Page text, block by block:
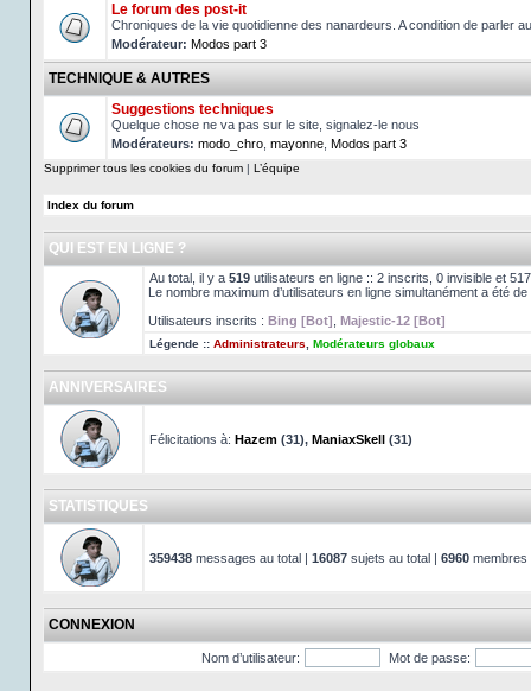
Le forum des post-it
Chroniques de la vie quotidienne des nanardeurs. A condition de parler
Modérateur: Modos part 3
TECHNIQUE & AUTRES
Suggestions techniques
Quelque chose ne va pas sur le site, signalez-le nous
Modérateurs: modo_chro mayonne Modos part 3
Supprimer tous les cookies du forum | L’équipe
Index du forum
QUI EST EN LIGNE ?
Au total, il y a 519 utilisateurs en ligne :: 2 inscrits, 0 invisible et
Le nombre maximum d’utilisateurs en ligne simultanément a été de
Utilisateurs inscrits : Bing [Bot] Majestic-12 [Bot]
Légende :: Administrateurs Modérateurs globaux
ANNIVERSAIRES
Félicitations à: Hazem (31), ManiaxSkell (31)
STATISTIQUES
359438 messages au total | 16087 sujets au total | 6960 membres
CONNEXION
Nom d’utilisateur: Mot de passe: